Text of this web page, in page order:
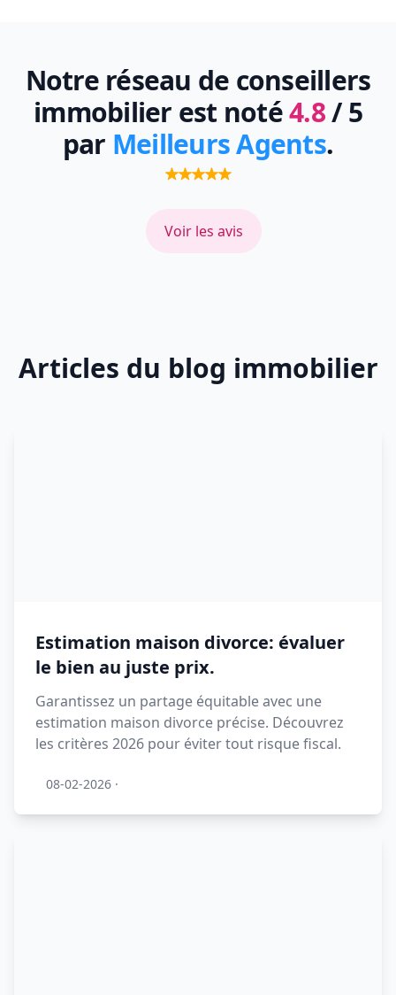
Notre réseau de conseillers
immobilier est noté4.8/ 5
par Meilleurs Agents.
Voir les avis
Articles du blog immobilier
Estimation maison divorce: évaluer
le bien au juste prix.
Garantissez un partage équitable avec une
estimation maison divorce précise. Découvrez
les critères 2026 pour éviter tout risque fiscal.
08-02-2026 ·